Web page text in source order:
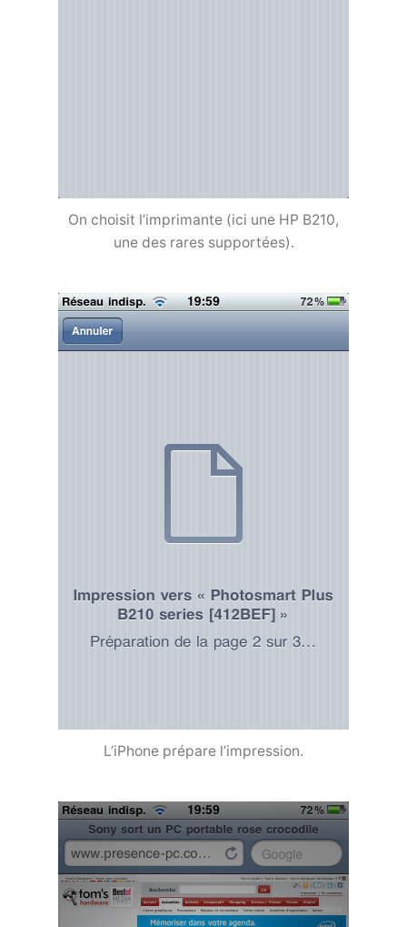
On choisit l’imprimante (ici une HP B210,
une des rares supportées).
L’iPhone prépare l’impression.